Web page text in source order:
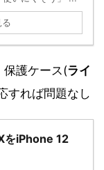
保護ケース(ライ
すれば問題なし
をiPhone 12